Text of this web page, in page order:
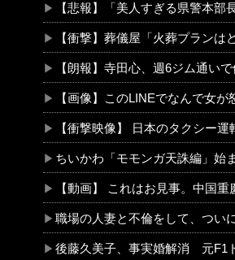
【悲報】「美人すぎる県警本部
【衝撃】葬儀屋「火葬プランはどうなさいますか？」ワ
【朗報】寺田心、週6ジム通いで
【画像】このLINEでなんで女が怒ってるのか分かんない奴はモテ
【衝撃映像】 日本のタクシー運転手同士の路
ちいかわ「モモンガ天誅編」始
【動画】 これはお見事。中国重慶
職場の人妻と不倫をして、つい
後藤久美子、事実婚解消 元F1ドライバーのジャ